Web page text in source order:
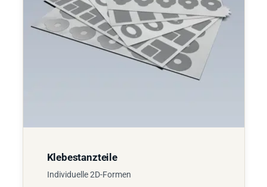
Klebestanzteile
Individuelle 2D-Formen